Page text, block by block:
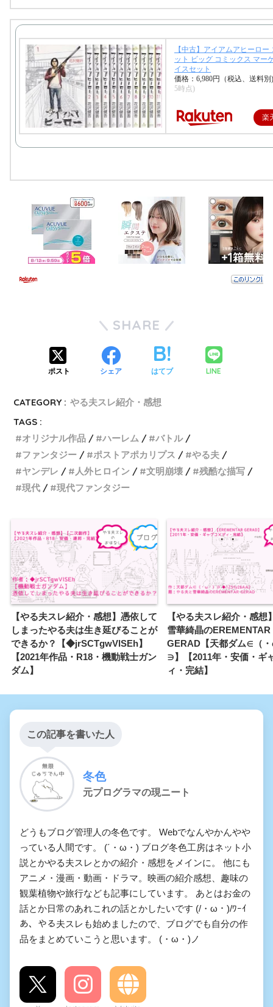
こちら
やる夫スレ作者歴
10年目到達雑談
こちら
あさねこ
いのーたいせん ちょうるぎあ
いのーたいせん ちょうるぎあ
いのーたいせん ちょうるぎあ
その3
【中古】アイアムアヒーロー
ット ビッグ コミックス マー
イスセット
価格：6,980円（税込、送料
5時点)
楽
SHARE
ポスト シェア はてブ LINE
CATEGORY : やる夫スレ紹介・感想
TAGS :
オリジナル作品
ハーレム
バトル
ファンタジー
ポストアポカリプス
やる夫
ヤンデレ
人外ヒロイン 文明崩壊
残酷な描写
現代
現代ファンタジー
【やる夫スレ紹介・感想】憑依して
しまったやる夫は生き延びることが
できるか？【◆jrSCTgwVlSEh】
【2021年作品・R18・機動戦士ガン
ダム】
【やる夫スレ紹介・感想
雪華綺晶のEREMENTAR
GERAD【天都ダム∈（
∋】【2011年・安価・ギ
ィ・完結】
この記事を書いた人
冬色
元プログラマの現ニート
どうもブログ管理人の冬色です。 Webでなんやかんやや
っている人間です。 (´・ω・) ブログ冬色工房はネット小
説とかやる夫スレとかの紹介・感想をメインに。 他にも
アニメ・漫画・動画・ドラマ。映画の紹介感想、趣味の
観葉植物や旅行なども記事にしています。 あとはお金の
話とか日常のあれこれの話とかしたいです (/・ω・)/ﾜｰｲ
あ、やる夫スレも始めましたので、ブログでも自分の作
品をまとめていこうと思います。 (・ω・)ノ